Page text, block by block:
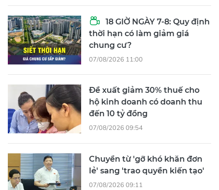
18 GIỜ NGÀY 7-8: Quy định
thời hạn có làm giảm giá
chung cư?
07/08/2026 11:00
Đề xuất giảm 30% thuế cho
hộ kinh doanh có doanh thu
đến 10 tỷ đồng
07/08/2026 09:54
Chuyển từ 'gỡ khó khăn đơn
lẻ' sang 'trao quyền kiến tạo'
07/08/2026 09:11